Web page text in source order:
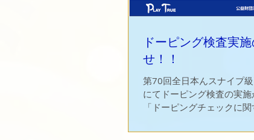
ドーピング検査実
せ！！
第70回全日本んスナイプ級
にてドーピング検査の実施
「ドーピングチェックに関
は、世界アンチ·ドーピン